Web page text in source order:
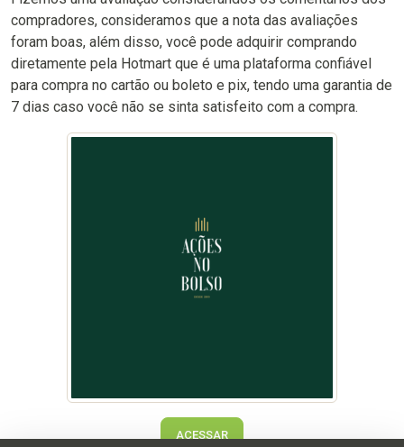
compradores, consideramos que a nota das avaliações
foram boas, além disso, você pode adquirir comprando
diretamente pela Hotmart que é uma plataforma confiável
para compra no cartão ou boleto e pix, tendo uma garantia de
7 dias caso você não se sinta satisfeito com a compra.
ACESSAR